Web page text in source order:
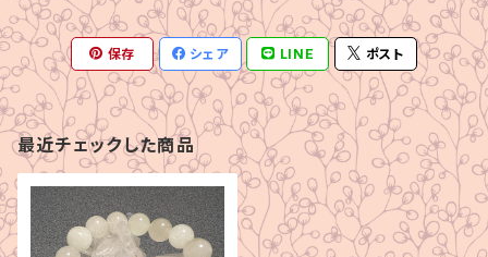
保存 シェア LINE ポスト
最近チェックした商品